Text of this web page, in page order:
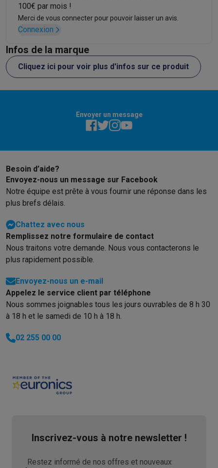
100€ par mois !
Merci de vous connecter pour pouvoir laisser un avis.
Connexion
Infos de la marque
Cliquez ici pour voir plus d'infos sur ce produit
Envoyer un message
Besoin d’aide?
Envoyez-nous un message sur Facebook
Notre équipe est prête à vous fournir une réponse dans les
plus brefs délais.
Chattez avec nous
Remplissez notre formulaire de contact
Nous traitons votre demande. Nous vous contacterons le
plus rapidement possible.
Envoyez-nous un e-mail
Appelez le service client par téléphone
Nous sommes joignables tous les jours ouvrables de 8 h 30
à 18 h et le samedi de 10 h à 18 h.
02 255 00 00
Inscrivez-vous à notre newsletter !
Restez informé de nos offres et nouveaux